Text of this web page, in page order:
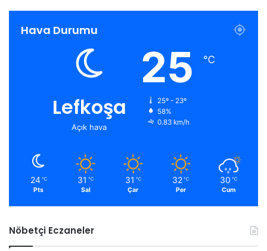
Hava Durumu
Lefkoşa
Açık hava
25 ℃
25º - 23º
58%
0.83 km/h
24 ℃
Pts
31 ℃
Sal
31 ℃
Çar
32 ℃
Per
30 ℃
Cum
Nöbetçi Eczaneler